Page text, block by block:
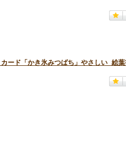
ード「かき氷みつばち」やさしい 絵